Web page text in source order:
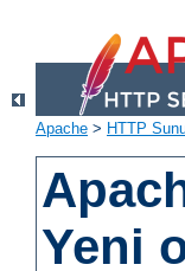
Apache > HTTP
Yeni